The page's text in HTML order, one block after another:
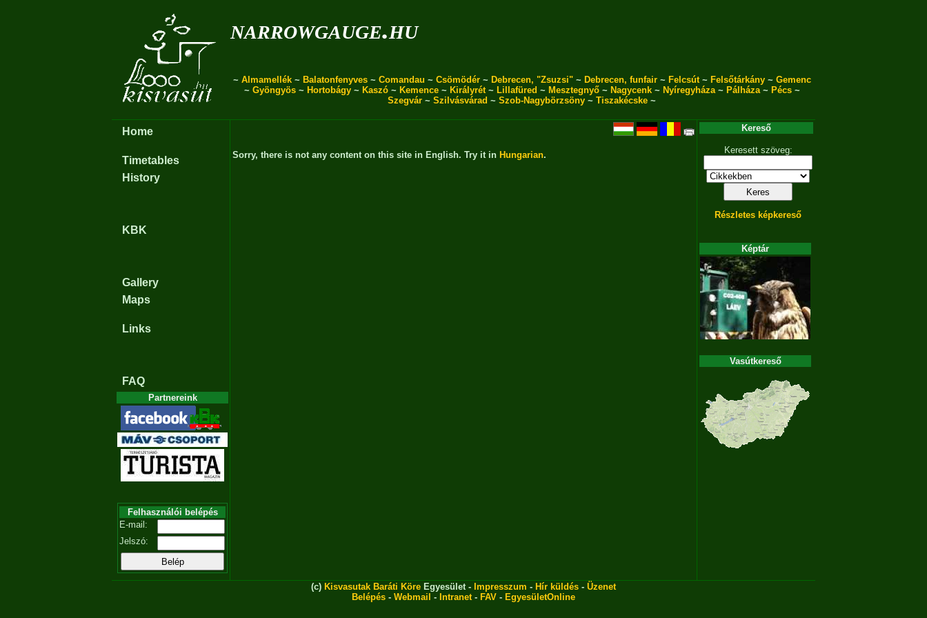
narrowgauge.hu
~ Almamellék~ Balatonfenyves~ Comandau ~ Csömödér~ Debrecen, "Zsuzsi"~ Debrecen, funfair~ Felcsút~ Felsőtárkány~ Gemenc
~ Gyöngyös~ Hortobágy~ Kaszó~ Kemence~ Királyrét~ Lillafüred ~ Mesztegnyő~ Nagycenk~ Nyíregyháza~ Pálháza~ Pécs~
Szegvár ~ Szilvásvárad ~ Szob-Nagybörzsöny ~ Tiszakécske ~
Home
Timetables
History
KBK
Gallery
Maps
Links
FAQ
Partnereink
Felhasználói belépés
E-mail:
Jelszó:
Sorry, there is not any content on this site in English. Try it in Hungarian.
Kereső
Keresett szöveg:
Részletes képkereső
Képtár
Vasútkereső
(c) Kisvasutak Baráti Köre Egyesület - Impresszum - Hír küldés - Üzenet
Belépés - Webmail - Intranet- FAV - EgyesületOnline